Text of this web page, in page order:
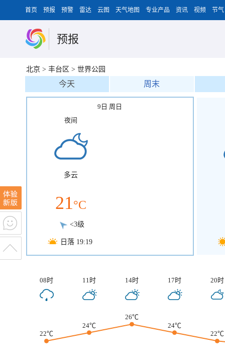
首页 预报 预警 雷达 云图 天气地图 专业产品 资讯 视频 节气
预报
北京 > 丰台区 > 世界公园
今天 周末
9日 周日
夜间
多云
21°C
<3级
日落 19:19
08时 11时 14时 17时 20时
22℃
24℃
26℃
24℃
22℃